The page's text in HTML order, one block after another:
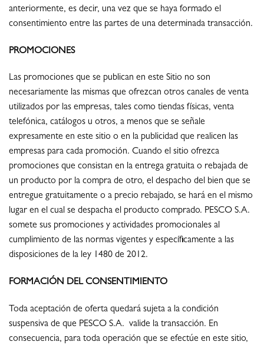
anteriormente, es decir, una vez que se haya formado el
consentimiento entre las partes de una determinada transacción.
PROMOCIONES
Las promociones que se publican en este Sitio no son
necesariamente las mismas que ofrezcan otros canales de venta
utilizados por las empresas, tales como tiendas físicas, venta
telefónica, catálogos u otros, a menos que se señale
expresamente en este sitio o en la publicidad que realicen las
empresas para cada promoción. Cuando el sitio ofrezca
promociones que consistan en la entrega gratuita o rebajada de
un producto por la compra de otro, el despacho del bien que se
entregue gratuitamente o a precio rebajado, se hará en el mismo
lugar en el cual se despacha el producto comprado. PESCO S.A.
somete sus promociones y actividades promocionales al
cumplimiento de las normas vigentes y específicamente a las
disposiciones de la ley 1480 de 2012.
FORMACIÓN DEL CONSENTIMIENTO
Toda aceptación de oferta quedará sujeta a la condición
suspensiva de que PESCO S.A. valide la transacción. En
consecuencia, para toda operación que se efectúe en este sitio,